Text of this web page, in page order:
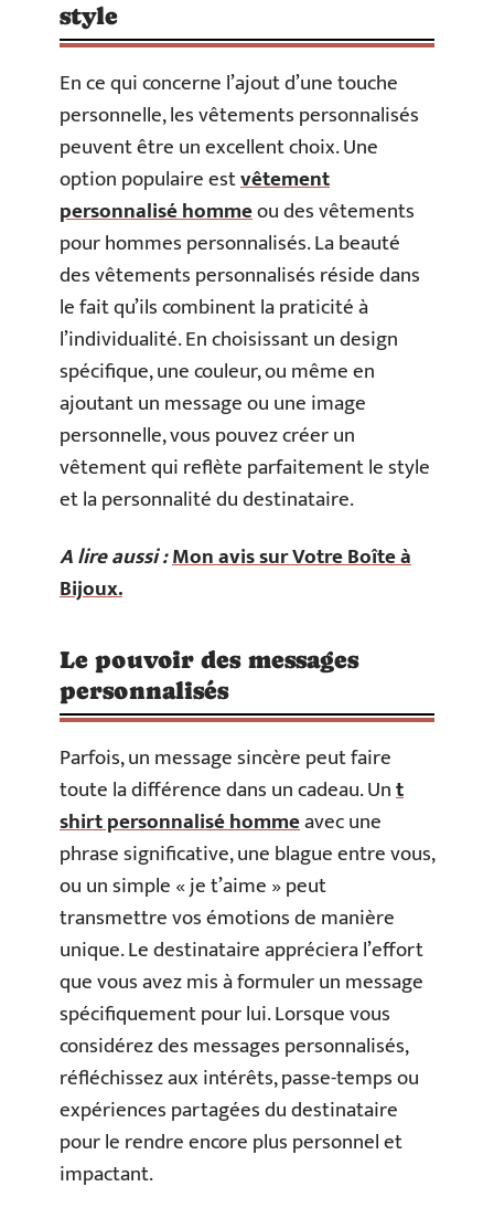
style
En ce qui concerne l’ajout d’une touche
personnelle, les vêtements personnalisés
peuvent être un excellent choix. Une
option populaire estvêtement
personnalisé hommeou des vêtements
pour hommes personnalisés. La beauté
des vêtements personnalisés réside dans
le fait qu’ils combinent la praticité à
l’individualité. En choisissant un design
spécifique, une couleur, ou même en
ajoutant un message ou une image
personnelle, vous pouvez créer un
vêtement qui reflète parfaitement le style
et la personnalité du destinataire.
A lire aussi :Mon avis sur Votre Boîte à
Bijoux.
Le pouvoir des messages
personnalisés
Parfois, un message sincère peut faire
toute la différence dans un cadeau. Unt
shirt personnalisé hommeavec une
phrase significative, une blague entre vous,
ou un simple « je t’aime » peut
transmettre vos émotions de manière
unique. Le destinataire appréciera l’effort
que vous avez mis à formuler un message
spécifiquement pour lui. Lorsque vous
considérez des messages personnalisés,
réfléchissez aux intérêts, passe-temps ou
expériences partagées du destinataire
pour le rendre encore plus personnel et
impactant.